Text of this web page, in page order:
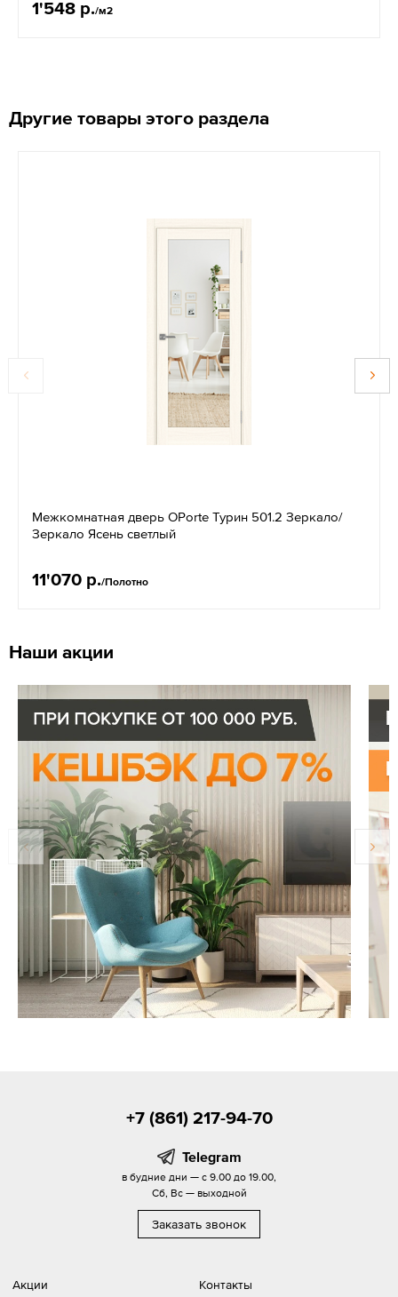
1'548 р./м2
Другие товары этого раздела
Межкомнатная дверь OPorte Турин 501.2 Зеркало/
Зеркало Ясень светлый
11'070 р./Полотно
Наши акции
Акции Контакты
+7 (861) 217-94-70
Telegram
в будние дни — с 9.00 до 19.00,
Сб, Вс — выходной
Заказать звонок